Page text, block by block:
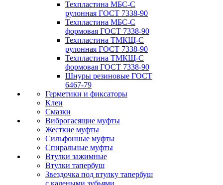
Техпластина МБС-С
рулонная ГОСТ 7338-90
Техпластина МБС-С
формовая ГОСТ 7338-90
Техпластина ТМКЩ-С
рулонная ГОСТ 7338-90
Техпластина ТМКЩ-С
формовая ГОСТ 7338-90
Шнуры резиновые ГОСТ
6467-79
Герметики и фиксаторы
Клеи
Смазки
Виброгасящие муфты
Жесткие муфты
Сильфонные муфты
Спиральные муфты
Втулки зажимные
Втулки тапербуш
Звездочка под втулку тапербуш
c калеными зубьями